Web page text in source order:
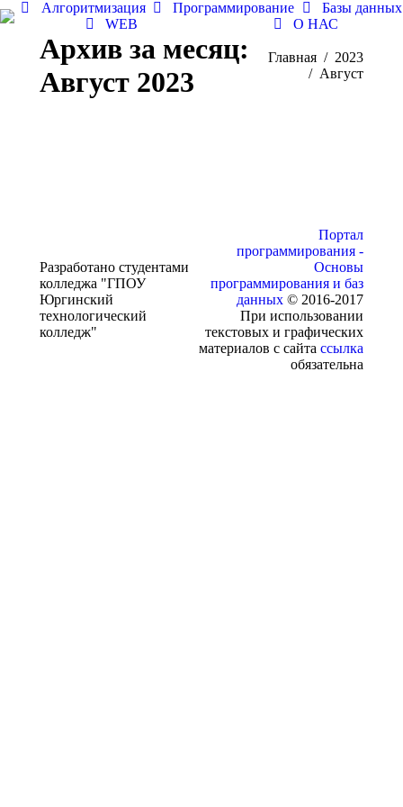
Алгоритмизация Программирование
Базы данных
WEB
О НАС
Архив за месяц:
Август 2023
Вы здесь:
Главная
2023
Август
Разработано студентами
колледжа "ГПОУ
Юргинский
технологический
колледж"
Портал
программирования -
Основы
программирования и баз
данных © 2016-2017
При использовании
текстовых и графических
материалов с сайта ссылка
обязательна